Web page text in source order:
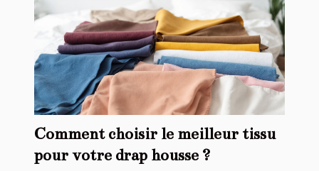
Comment choisir le meilleur tissu
pour votre drap housse ?